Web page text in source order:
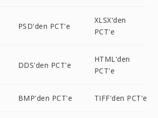
PSD'den PCT'e
XLSX'den
PCT'e
DDS'den PCT'e
HTML'den
PCT'e
BMP'den PCT'e TIFF'den PCT'e